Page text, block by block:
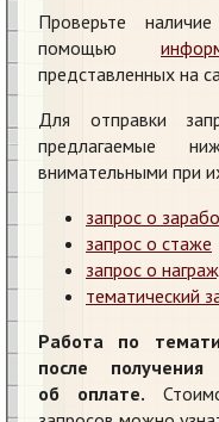
Проверьте
помощью
представленных на
Для отправки
предлагаемые
внимательными при
запрос о
запрос о стаже
запрос о
тематический
Работа по
после
об оплате.